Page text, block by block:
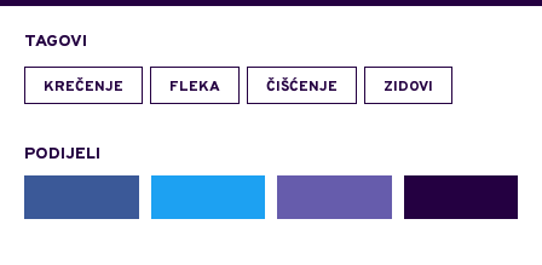
TAGOVI
KREČENJE FLEKA ČIŠĆENJE ZIDOVI
PODIJELI